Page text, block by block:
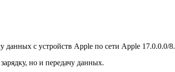
данных с устройств Apple по сети Apple 17.0.0.0/8.
но и передачу данных.